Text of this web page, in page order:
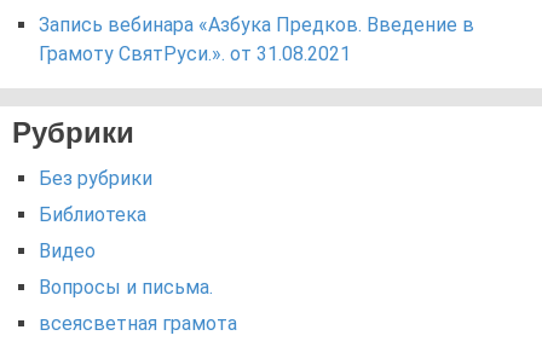
Запись вебинара «Азбука Предков. Введение в
Грамоту СвятРуси.». от 31.08.2021
Рубрики
Без рубрики
Библиотека
Видео
Вопросы и письма.
всеясветная грамота